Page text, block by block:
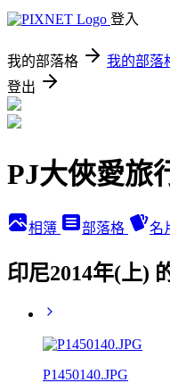
登入
我的部落格 我的部落
登出
PJ大俠愛旅
相簿 部落格 名
印尼2014年(上)
P1450140.JPG